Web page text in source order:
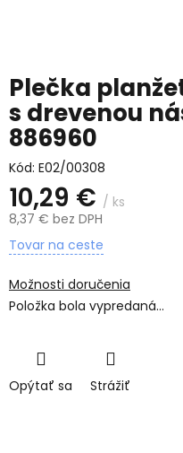
Plečka
s drevenou
886960
Kód: E02/00308
10,29 € / ks
8,37 € bez DPH
Jednotková
Tovar na ceste
Možnosti doručenia
Položka bola vypredaná…
Opýtať sa Strážiť